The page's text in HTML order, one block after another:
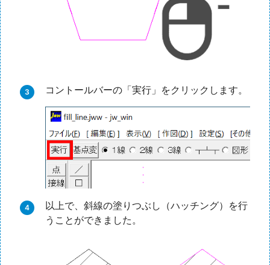
コントールバーの「実行」をクリックします。
以上で、斜線の塗りつぶし（ハッチング）を行
うことができました。